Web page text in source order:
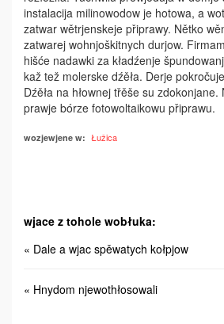
instalacija milinowodow je hotowa, a
zatwar wětrjenskeje připrawy. Nětko
zatwarej wohnjoškitnych durjow.
hišće nadawki za kładźenje
kaž tež molerske dźěła. Derje
Dźěła na hłownej třěše su
prawje bórze fotowoltaikowu připrawu.
wozjewjene w: Łužica
wjace z tohole wobłuka:
« Dale a wjac spěwatych kołpjow
« Hnydom njewothłosowali